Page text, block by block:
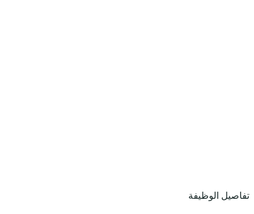
تفاصيل الوظيفة